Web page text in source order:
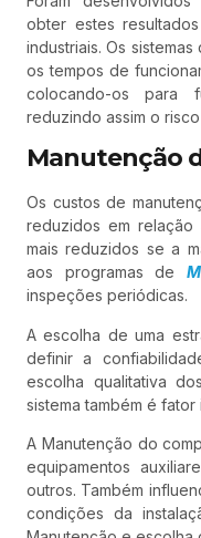
obter estes
industriais. Os
os tempos de
colocando-os para
reduzindo assim o
Manutenção
Os custos de
reduzidos em relação
mais reduzidos se a
aos programas de
inspeções periódicas.
A escolha de uma
definir a
escolha qualitativa
sistema também é fator
A Manutenção do
equipamentos
outros. Também
condições da